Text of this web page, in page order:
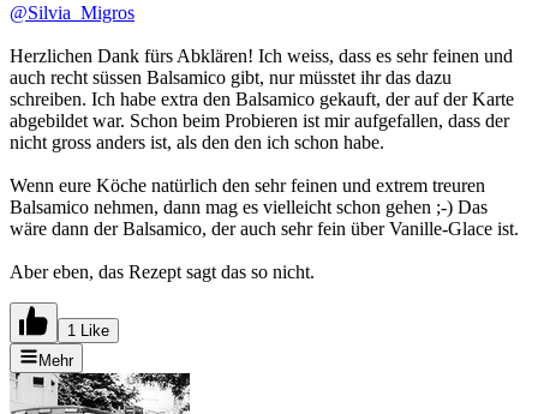
@Silvia_Migros
Herzlichen Dank fürs Abklären! Ich weiss, dass es sehr feinen und
auch recht süssen Balsamico gibt, nur müsstet ihr das dazu
schreiben. Ich habe extra den Balsamico gekauft, der auf der Karte
abgebildet war. Schon beim Probieren ist mir aufgefallen, dass der
nicht gross anders ist, als den den ich schon habe.
Wenn eure Köche natürlich den sehr feinen und extrem treuren
Balsamico nehmen, dann mag es vielleicht schon gehen ;-) Das
wäre dann der Balsamico, der auch sehr fein über Vanille-Glace ist.
Aber eben, das Rezept sagt das so nicht.
1 Like
Mehr